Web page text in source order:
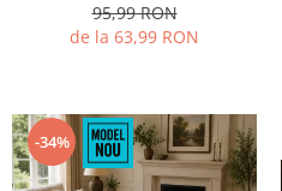
95,99 RON
de la 63,99 RON
-34%